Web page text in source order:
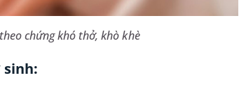
chứng khó thở, khò khè
sinh: